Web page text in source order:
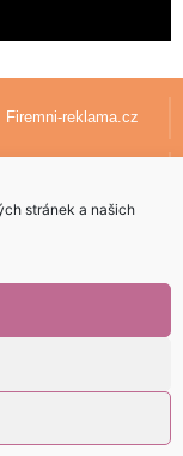
stránek a našich
Firemni-reklama.cz